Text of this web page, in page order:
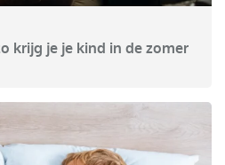
krijg je je kind in de zomer